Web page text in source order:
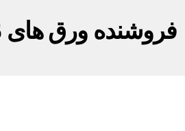
فروشنده ورق های A36 کره ای